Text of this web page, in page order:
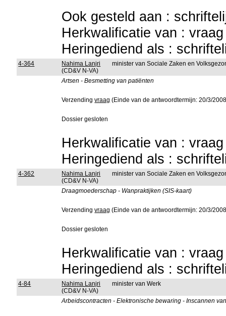
Ook gesteld aan :
Herkwalificatie van :
Heringediend als :
4-364
Nahima Lanjri
(CD&V N-VA)
minister van Sociale Zaken en
Artsen - Besmetting van patiënten
Verzendingvraag (Einde van de antwoordtermijn: 20/3/
Dossier gesloten
Herkwalificatie van :
Heringediend als :
4-362
Nahima Lanjri
(CD&V N-VA)
minister van Sociale Zaken en
Draagmoederschap - Wanpraktijken (SIS-kaart)
Verzendingvraag (Einde van de antwoordtermijn: 20/3/
Dossier gesloten
Herkwalificatie van :
Heringediend als :
4-84
Nahima Lanjri
(CD&V N-VA)
minister van Werk
Arbeidscontracten - Elektronische bewaring - Inscannen